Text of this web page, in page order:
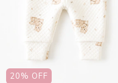
20% OFF